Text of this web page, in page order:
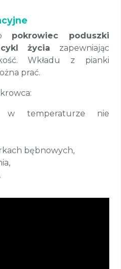
pokrowiec poduszki
życia zapewniając
Wkładu z pianki
prać.
temperaturze nie
bębnowych,